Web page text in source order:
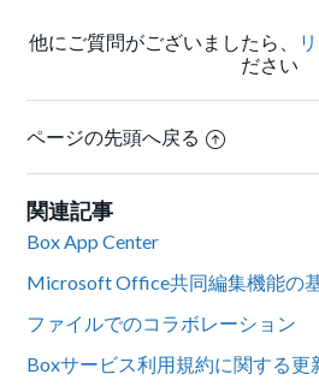
他にご質問がございましたら、
ださい
ページの先頭へ戻る
関連記事
Box App Center
Microsoft Office共同編集機能の
ファイルでのコラボレーション
Boxサービス利用規約に関する更